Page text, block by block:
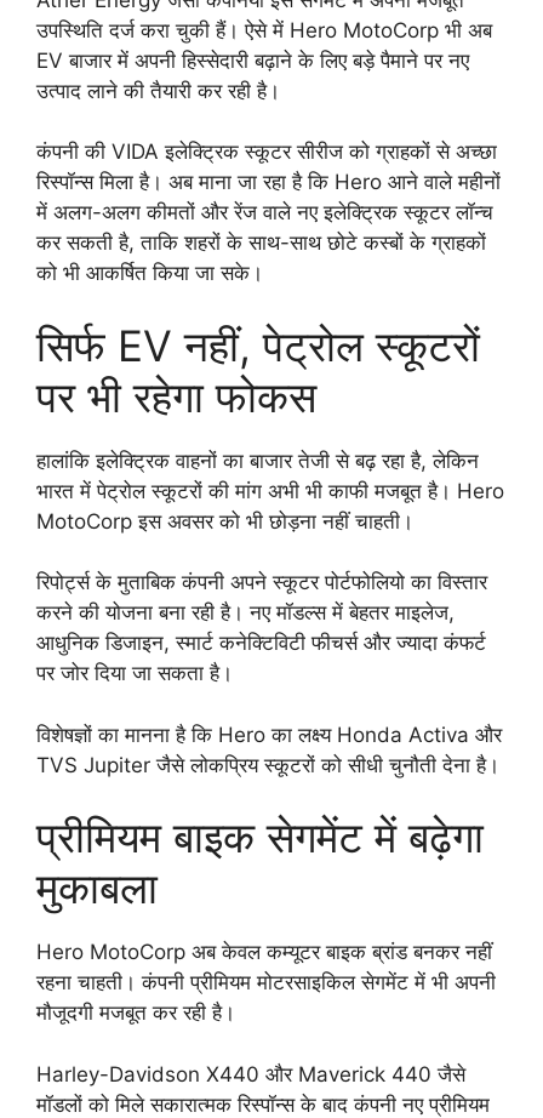
उपस्थिति दर्ज करा चुकी हैं। ऐसे में Hero MotoCorp भी अब
EV बाजार में अपनी हिस्सेदारी बढ़ाने के लिए बड़े पैमाने पर नए
उत्पाद लाने की तैयारी कर रही है।
कंपनी की VIDA इलेक्ट्रिक स्कूटर सीरीज को ग्राहकों से अच्छा
रिस्पॉन्स मिला है। अब माना जा रहा है कि Hero आने वाले महीनों
में अलग-अलग कीमतों और रेंज वाले नए इलेक्ट्रिक स्कूटर लॉन्च
कर सकती है, ताकि शहरों के साथ-साथ छोटे कस्बों के ग्राहकों
को भी आकर्षित किया जा सके।
सिर्फ EV नहीं, पेट्रोल स्कूटरों
पर भी रहेगा फोकस
हालांकि इलेक्ट्रिक वाहनों का बाजार तेजी से बढ़ रहा है, लेकिन
भारत में पेट्रोल स्कूटरों की मांग अभी भी काफी मजबूत है। Hero
MotoCorp इस अवसर को भी छोड़ना नहीं चाहती।
रिपोर्ट्स के मुताबिक कंपनी अपने स्कूटर पोर्टफोलियो का विस्तार
करने की योजना बना रही है। नए मॉडल्स में बेहतर माइलेज,
आधुनिक डिजाइन, स्मार्ट कनेक्टिविटी फीचर्स और ज्यादा कंफर्ट
पर जोर दिया जा सकता है।
विशेषज्ञों का मानना है कि Hero का लक्ष्य Honda Activa और
TVS Jupiter जैसे लोकप्रिय स्कूटरों को सीधी चुनौती देना है।
प्रीमियम बाइक सेगमेंट में बढ़ेगा
मुकाबला
Hero MotoCorp अब केवल कम्यूटर बाइक ब्रांड बनकर नहीं
रहना चाहती। कंपनी प्रीमियम मोटरसाइकिल सेगमेंट में भी अपनी
मौजूदगी मजबूत कर रही है।
Harley-Davidson X440 और Maverick 440 जैसे
मॉडलों को मिले सकारात्मक रिस्पॉन्स के बाद कंपनी नए प्रीमियम